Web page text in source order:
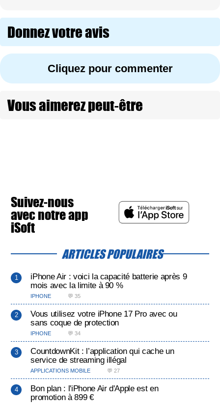
Donnez votre avis
Cliquez pour commenter
Vous aimerez peut-être
Suivez-nous
avec notre app
iSoft
ARTICLES POPULAIRES
iPhone Air : voici la capacité batterie après 9
mois avec la limite à 90 %
IPHONE 💬 35
Vous utilisez votre iPhone 17 Pro avec ou
sans coque de protection
IPHONE 💬 34
CountdownKit : l’application qui cache un
service de streaming illégal
APPLICATIONS MOBILE 💬 27
Bon plan : l'iPhone Air d'Apple est en
promotion à 899 €